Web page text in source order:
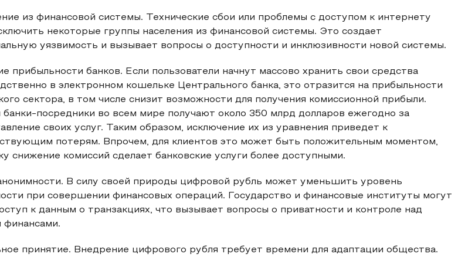
из финансовой системы. Технические сбои или проблемы с доступом к интернету
некоторые группы населения из финансовой системы. Это создает
уязвимость и вызывает вопросы о доступности и инклюзивности новой системы.
прибыльности банков. Если пользователи начнут массово хранить свои средства
в электронном кошельке Центрального банка, это отразится на прибыльности
сектора, в том числе снизит возможности для получения комиссионной прибыли.
банки-посредники во всем мире получают около 350 млрд долларов ежегодно за
своих услуг. Таким образом, исключение их из уравнения приведет к
потерям. Впрочем, для клиентов это может быть положительным моментом,
снижение комиссий сделает банковские услуги более доступными.
В силу своей природы цифровой рубль может уменьшить уровень
при совершении финансовых операций. Государство и финансовые институты могут
к данным о транзакциях, что вызывает вопросы о приватности и контроле над
финансами.
принятие. Внедрение цифрового рубля требует времени для адаптации общества.